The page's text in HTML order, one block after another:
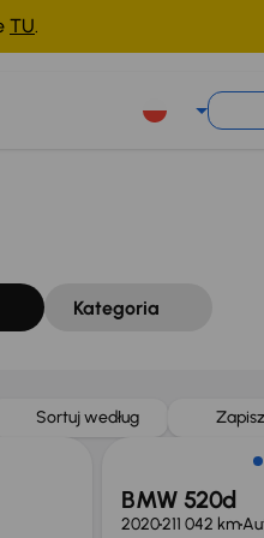
TU.
Kategoria
Sortuj według
BMW 520d
2020211 042 km